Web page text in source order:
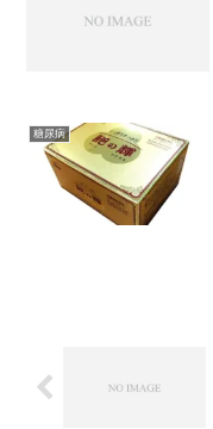
糖尿病